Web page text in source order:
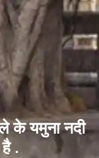
के यमुना नदी
.